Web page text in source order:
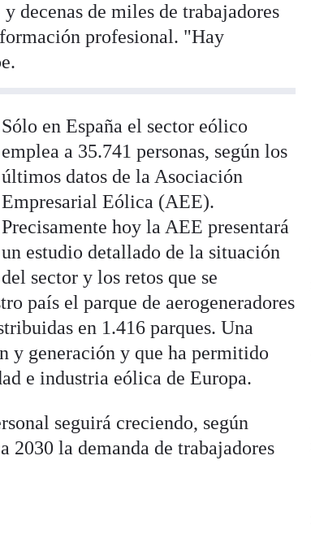
decenas de miles de trabajadores
profesional. "Hay
Sólo en España el sector eólico
emplea a 35.741 personas, según los
últimos datos de la Asociación
Empresarial Eólica (AEE).
Precisamente hoy la AEE presentará
un estudio detallado de la situación
del sector y los retos que se
país el parque de aerogeneradores
en 1.416 parques. Una
y generación y que ha permitido
e industria eólica de Europa.
seguirá creciendo, según
2030 la demanda de trabajadores